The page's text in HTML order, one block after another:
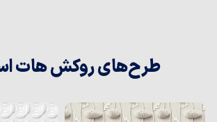
طرح‌های روکش هات